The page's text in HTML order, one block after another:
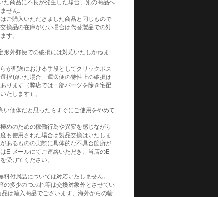
た商品に不良が発生した場合、別の商品へ
せん。
ご購入いただきました商品と同じもので
換品の在庫がない場合は代替製品での対
す。
形外郵便での破損には対応いたしかねま
が配送における手段としてクリックポス
択頂いた場合、運送便の特性上の破損は
ります（弊店では一部パーツを除き宅配
たします）。
い個体だと思ったらすぐにご使用をやめて
めのための稼働行為や異変を感じながら
も使用された場合は製品交換はいたしま
あるものの実際に具体的な不具合箇所が
E-メールにてご連絡いただき、当店のE
受けてください。
料付属品については対応いたしません。
の多少のつぶれ等は交換対象外とさせてい
は輸入商品でございます。海外からの輸